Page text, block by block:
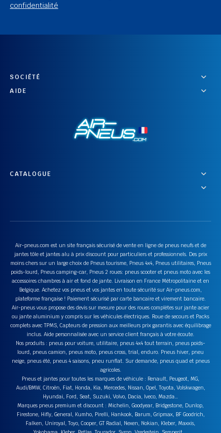
confidentialité
SOCIÉTÉ
AIDE
CATALOGUE
Air-pneus.com est un site français sécurisé de vente en ligne de pneus neufs et de
jantes tôle et jantes alu à prix discount pour particuliers et professionnels. Des prix
moins chers sur un large choix de Pneus tourisme, Pneus 4x4, Pneus utilitaires, Pneus
poids-lourd, Pneus camping-car, Pneus 2 roues: pneus scooter et pneus moto avec les
accessoires chambres à air et fond de jante. Livraison en France Métropolitaine et en
Belgique. Achetez vos pneus et vos jantes en toute sécurité sur Air-pneus.com,
plateforme française ! Paiement sécurisé par carte bancaire et virement bancaire.
Air-pneus vous propose des devis sur mesure pour des roues complètes sur jante acier
ou jante aluminium y compris sur les véhicules électriques. Roue de secours et Packs
complets avec TPMS, Capteurs de pression aux meilleurs prix garantis avec équilibrage
inclus. Aide personnalisée avec un service client français à votre écoute.
Nos produits : pneus pour voiture, utilitaire, pneus 4x4 tout terrain, pneus poids-
lourd, pneus camion, pneus moto, pneus cross, trial, enduro. Pneus hiver, pneu
neige, pneus été, pneus 4 saisons, pneu runflat. Sur demande, pneus quad et pneus
agricoles.
Pneus et jantes pour toutes les marques de véhicule : Renault, Peugeot, MG,
Audi/BMW, Citroën, Fiat, Honda, Kia, Mercedes, Nissan, Opel, Toyota, Volskwagen,
Hyundai, Ford, Seat, Suzuki, Volvo, Dacia, Iveco, Mazda…
Marques pneus premium et discount : Michelin, Goodyear, Bridgestone, Dunlop,
Firestone, Hifly, General, Kumho, Pirelli, Hankook, Barum, Gripmax, BF Goodrich,
Falken, Uniroyal, Toyo, Cooper, GT Radial, Nexen, Nokian, Kleber, Maxxis,